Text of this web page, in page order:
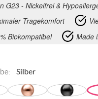
G23 - Nickelfrei &
Tragekomfort
Biokompatibel
Made